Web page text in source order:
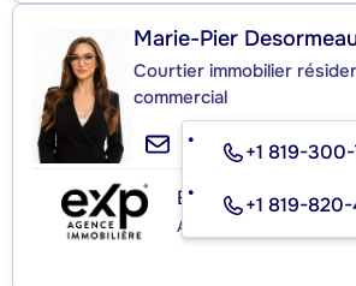
Marie-Pier
Courtier immobilier
commercial
+1 819-
+1 819-
EXP AGENCE
Agence immobilière